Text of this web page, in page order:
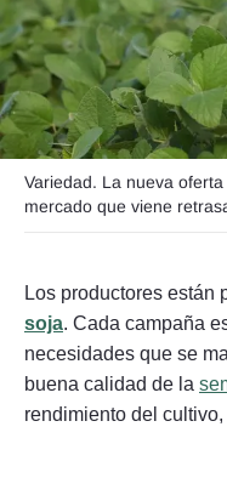
Mercados
Variedad. La nueva
mercado que viene
Los productores están
soja. Cada campaña
necesidades que se
buena calidad de la
rendimiento del cultivo,